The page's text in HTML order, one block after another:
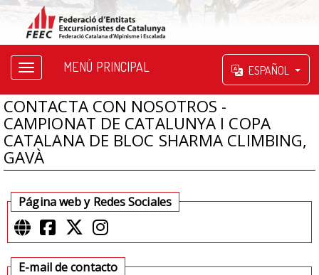
MENÚ PRINCIPAL ESPAÑOL
CONTACTA CON NOSOTROS -
CAMPIONAT DE CATALUNYA I COPA
CATALANA DE BLOC SHARMA CLIMBING,
GAVÀ
Página web y Redes Sociales
E-mail de contacto